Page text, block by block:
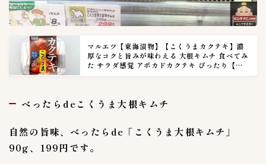
マルエツ【東海漬物】【こくうまカクテキ】濃
厚なコクと旨みが味わえる 大根キムチ 食べてみ
た サラダ感覚 アボカドカクテキ ぴったり【キ
べったらdeこくうま大根キムチ
自然の旨味、べったらde「こくうま大根キムチ」
90g、199円です。